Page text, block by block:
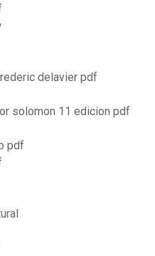
delavier pdf
solomon 11 edicion pdf
pdf